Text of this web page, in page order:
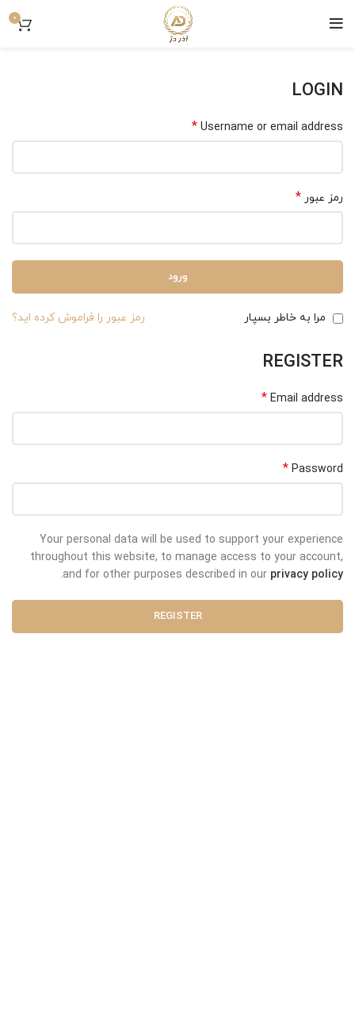
0
LOGIN
Username or email address
*
رمز عبور *
ورود
رمز عبور را فراموش کرده اید؟ مرا به خاطر بسپار
REGISTER
Email address
*
Password
*
Your personal data will be used to support your experience
throughout this website, to manage access to your account,
and for other purposes described in our privacy policy
.
REGISTER